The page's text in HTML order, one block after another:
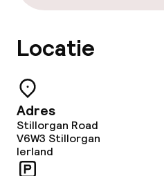
Eet- en drinkdiensten
Ontbijt geserveerd
Roomservice
Dieetopties
Locatie
Adres
Stillorgan Road
V6W3 Stillorgan
Ierland